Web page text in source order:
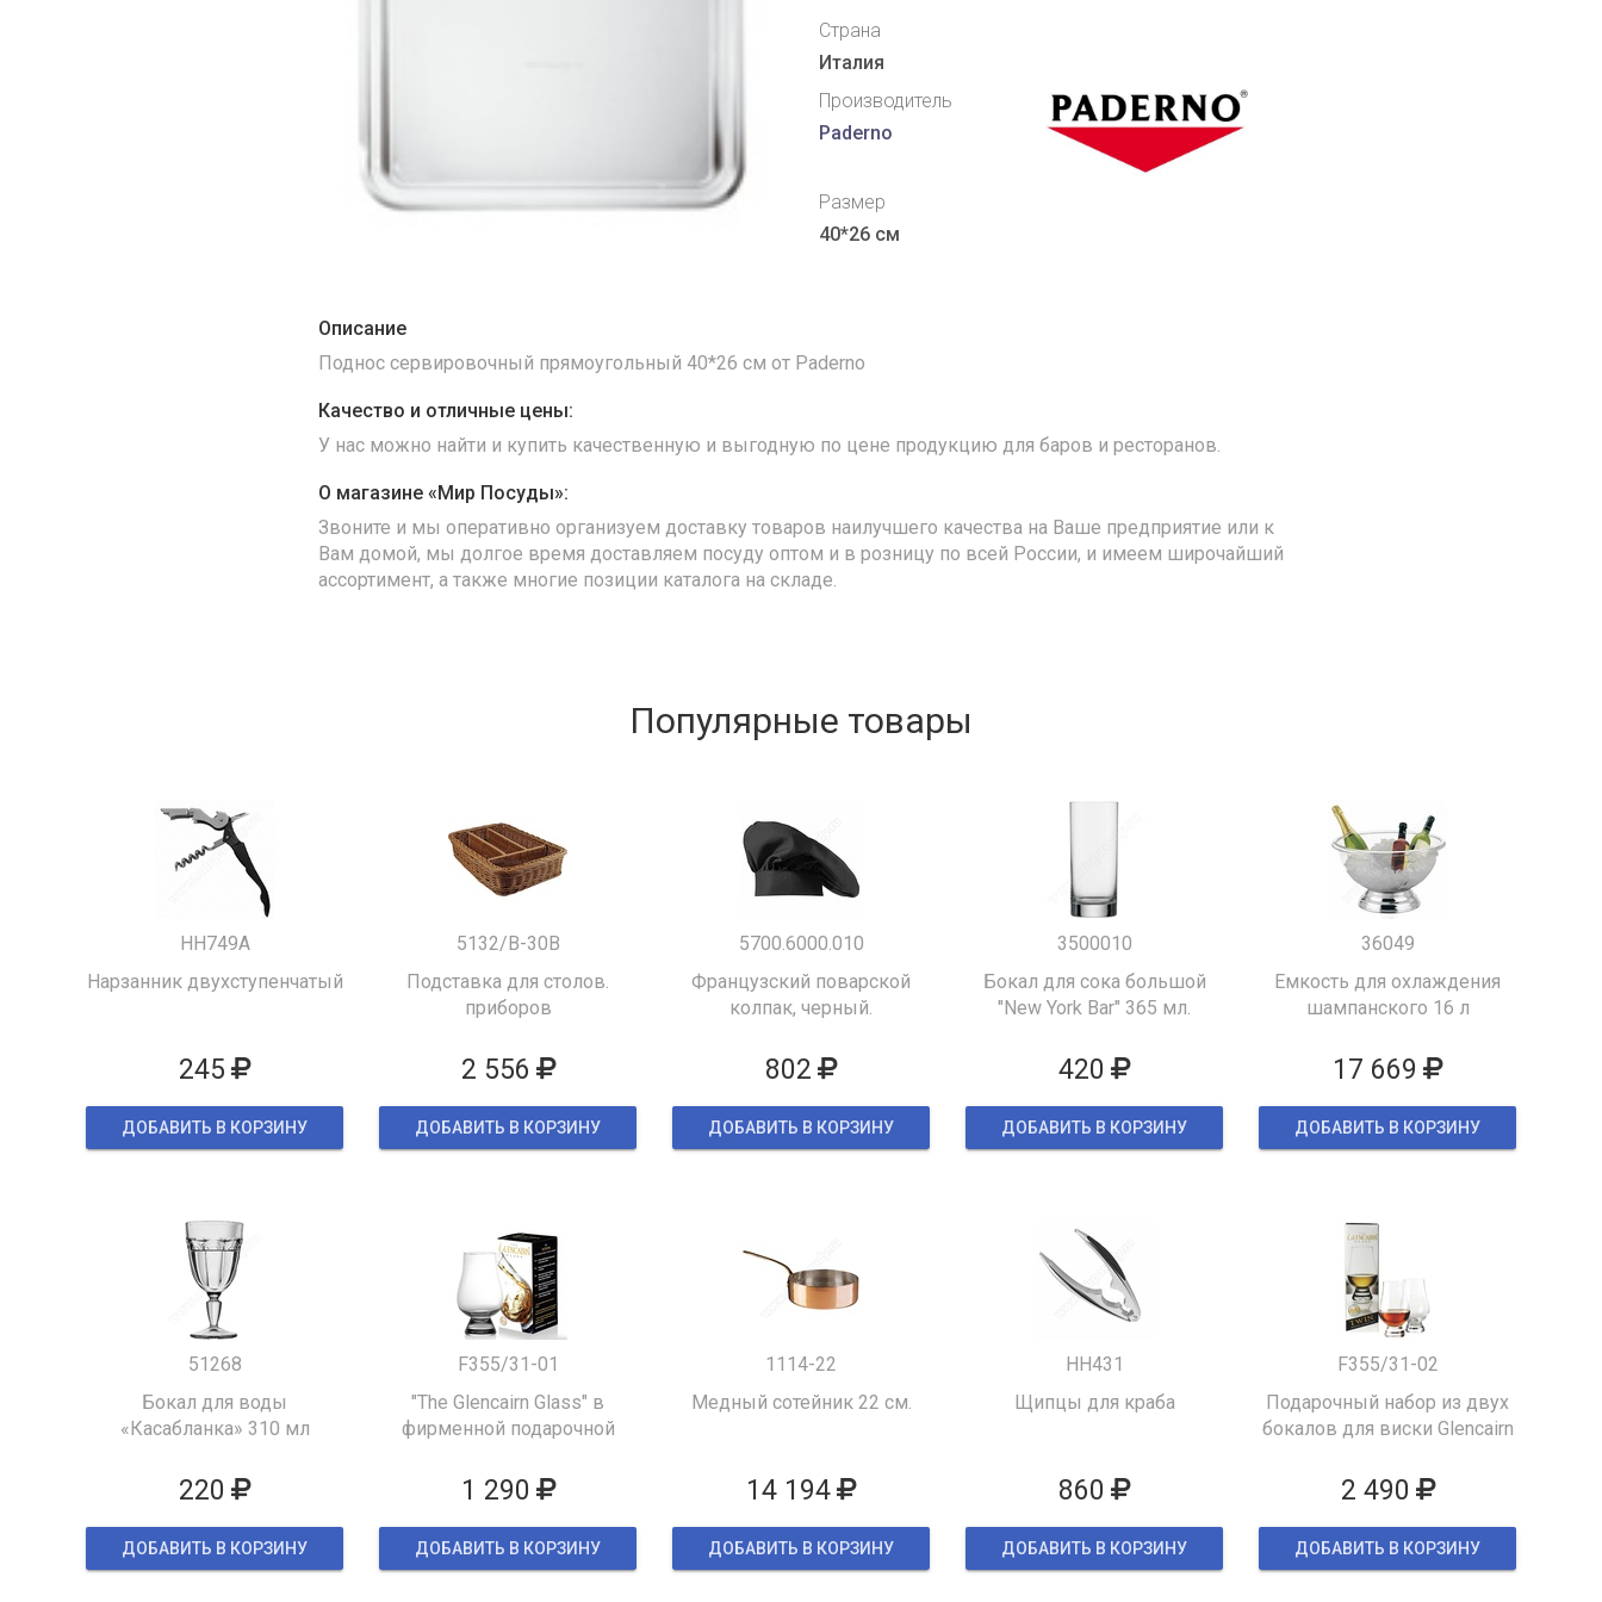
Страна
Италия
Производитель
Paderno
Размер
40*26 см
Описание
Поднос сервировочный прямоугольный 40*26 см от Paderno
Качество и отличные цены:
У нас можно найти и купить качественную и выгодную по цене продукцию для баров и ресторанов.
О магазине «Мир Посуды»:
Звоните и мы оперативно организуем доставку товаров наилучшего качества на Ваше предприятие или к
Вам домой, мы долгое время доставляем посуду оптом и в розницу по всей России, и имеем широчайший
ассортимент, а также многие позиции каталога на складе.
Популярные товары
HH749A
Нарзанник двухступенчатый
245
ДОБАВИТЬ В КОРЗИНУ
5132/B-30B
Подставка для столов.
приборов
2 556
ДОБАВИТЬ В КОРЗИНУ
5700.6000.010
Французский поварской
колпак, черный.
802
ДОБАВИТЬ В КОРЗИНУ
3500010
Бокал для сока большой
"New York Bar" 365 мл.
420
ДОБАВИТЬ В КОРЗИНУ
36049
Емкость для охлаждения
шампанского 16 л
17 669
ДОБАВИТЬ В КОРЗИНУ
51268
Бокал для воды
«Касабланка» 310 мл
220
ДОБАВИТЬ В КОРЗИНУ
F355/31-01
"The Glencairn Glass" в
фирменной подарочной
1 290
ДОБАВИТЬ В КОРЗИНУ
1114-22
Медный сотейник 22 см.
14 194
ДОБАВИТЬ В КОРЗИНУ
HH431
Щипцы для краба
860
ДОБАВИТЬ В КОРЗИНУ
F355/31-02
Подарочный набор из двух
бокалов для виски Glencairn
2 490
ДОБАВИТЬ В КОРЗИНУ